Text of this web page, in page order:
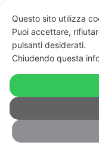
Verona:
arriva il
Questo sito utilizza
Puoi accettare,
pulsanti desiderati.
Chiudendo questa